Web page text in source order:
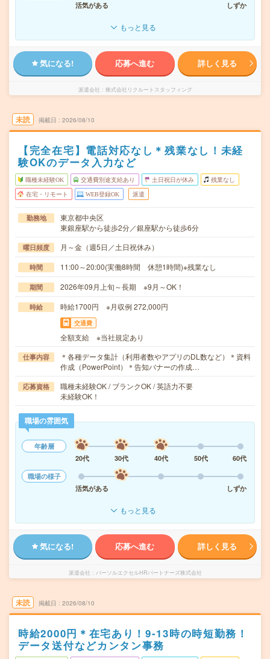
活気がある
しずか
もっと見る
気になる! 応募へ進む 詳しく見る
派遣会社 株式会社リクルートスタッフィング
未読 掲載日 2026/08/10
【完全在宅】電話対応なし＊残業なし！未経
験OKのデータ入力など
職種未経験OK 交通費別途支給あり 土日祝日が休み 残業なし
在宅・リモート WEB登録OK 派遣
勤務地
東京都中央区
東銀座駅から徒歩2分／銀座駅から徒歩6分
曜日頻度 月～金（週5日／土日祝休み）
時間 11:00～20:00(実働8時間 休憩1時間)※残業なし
期間 2026年09月上旬～長期 ※9月～OK！
時給 時給1700円 ※月収例 272,000円
交通費
全額支給 ※当社規定あり
仕事内容
＊各種データ集計（利用者数やアプリのDL数など）＊資料
作成（PowerPoint）＊告知バナーの作成…
応募資格
職種未経験OK / ブランクOK / 英語力不要
未経験OK！
職場の雰囲気
年齢層
20代
30代 40代 50代
60代
職場の様子
活気がある
しずか
もっと見る
気になる! 応募へ進む 詳しく見る
派遣会社 パーソルエクセルHRパートナーズ株式会社
未読 掲載日 2026/08/10
時給2000円＊在宅あり！9-13時の時短勤務！
データ送付などカンタン事務